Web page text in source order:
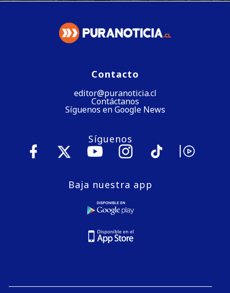
Contacto
editor@puranoticia.cl
Contáctanos
Síguenos en Google News
Síguenos
Baja nuestra app